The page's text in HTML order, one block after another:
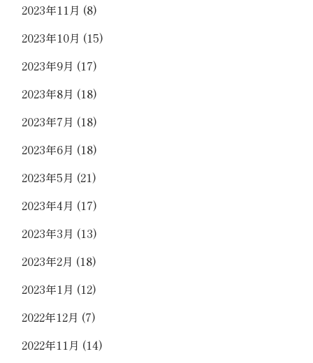
2023年11月 (8)
2023年10月 (15)
2023年9月 (17)
2023年8月 (18)
2023年7月 (18)
2023年6月 (18)
2023年5月 (21)
2023年4月 (17)
2023年3月 (13)
2023年2月 (18)
2023年1月 (12)
2022年12月 (7)
2022年11月 (14)